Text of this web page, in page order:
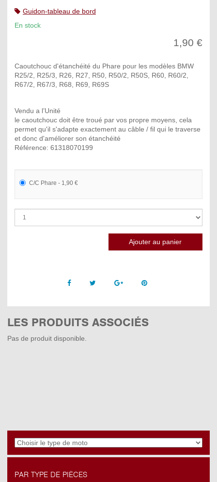
Guidon-tableau de bord
En stock
1,90 €
Caoutchouc d'étanchéité du Phare pour les modèles BMW
R25/2, R25/3, R26, R27, R50, R50/2, R50S, R60, R60/2,
R67/2, R67/3, R68, R69, R69S
Vendu a l’Unité
le caoutchouc doit être troué par vos propre moyens, cela
permet qu'il s'adapte exactement au câble / fil qui le traverse
et donc d'améliorer son étanchéité
Référence: 61318070199
C/C Phare - 1,90 €
Facebook Twitter Google +Pinterest
LES PRODUITS ASSOCIÉS
Pas de produit disponible.
PAR TYPE DE PIÈCES